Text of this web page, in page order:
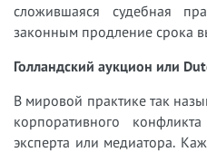
сложившаяся судебная
законным продление срока
Голландский аукцион или
В мировой практике так
корпоративного
эксперта или медиатора.